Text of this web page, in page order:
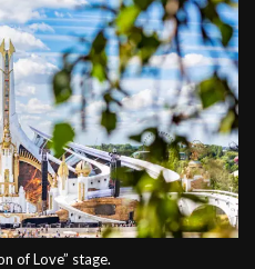
of Love” stage.